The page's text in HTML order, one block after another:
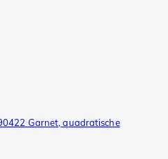
Garnet, quadratische